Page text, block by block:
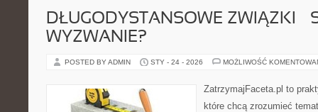
DŁUGODYSTANSOWE ZWIĄZKI –
WYZWANIE?
POSTED BY ADMIN STY - 24 - 2026 MOŻLIWOŚĆ
ZatrzymajFaceta.pl to
które chcą zrozumieć